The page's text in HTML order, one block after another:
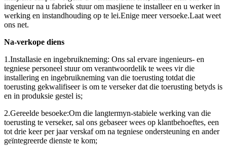
ingenieur na u fabriek stuur om masjiene te installeer en u werker in
werking en instandhouding op te lei.Enige meer versoeke.Laat weet
ons net.
Na-verkope diens
1.Installasie en ingebruikneming: Ons sal ervare ingenieurs- en
tegniese personeel stuur om verantwoordelik te wees vir die
installering en ingebruikneming van die toerusting totdat die
toerusting gekwalifiseer is om te verseker dat die toerusting betyds is
en in produksie gestel is;
2.Gereelde besoeke:Om die langtermyn-stabiele werking van die
toerusting te verseker, sal ons gebaseer wees op klantbehoeftes, een
tot drie keer per jaar verskaf om na tegniese ondersteuning en ander
geïntegreerde dienste te kom;